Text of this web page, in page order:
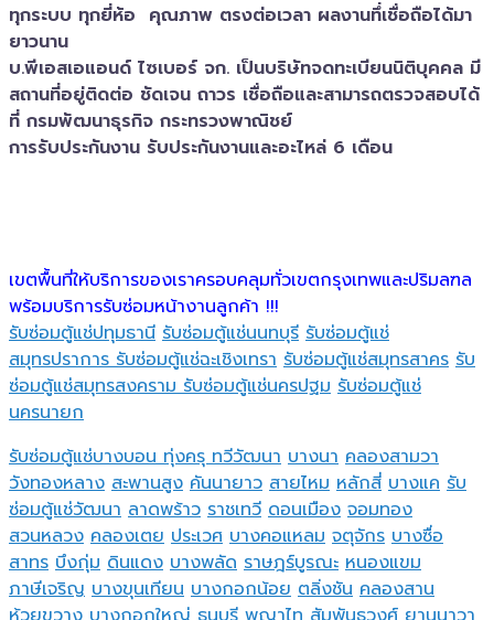
ทุกระบบ ทุกยี่ห้อ คุณภาพ ตรงต่อเวลา ผลงานทึ่เชื่อถือได้มา
ยาวนาน
บ.พีเอสเอ​แอนด์ ไซเบอร์​ จก. เป็นบริษัทจดทะเบียนนิติบุคคล​ มี
สถานที่อยู่ติดต่อ ชัดเจน ถาวร เชื่อถือและสามารถตรวจสอบ​ได้
ที่ กรมพัฒนาธุรกิจ​ กระทรวงพาณิชย์
การรับประกันงาน รับประกันงานและอะไหล่ 6 เดือน
เขตพื้นที่ให้บริการของเราครอบคลุมทั่วเขตกรุงเทพและปริมลฑล
พร้อมบริการรับซ่อมหน้างานลูกค้า !!!
รับซ่อมตู้แช่ปทุมธานี รับซ่อมตู้แช่นนทบุรี รับซ่อมตู้แช่
สมุทรปราการ รับซ่อมตู้แช่ฉะเชิงเทรา รับซ่อมตู้แช่สมุทรสาคร รับ
ซ่อมตู้แช่สมุทรสงคราม รับซ่อมตู้แช่นครปฐม รับซ่อมตู้แช่
นครนายก
รับซ่อมตู้แช่บางบอน ทุ่งครุ ทวีวัฒนา บางนา คลองสามวา
วังทองหลาง สะพานสูง คันนายาว สายไหม หลักสี่ บางแค รับ
ซ่อมตู้แช่วัฒนา ลาดพร้าว ราชเทวี ดอนเมือง จอมทอง
สวนหลวง คลองเตย ประเวศ บางคอแหลม จตุจักร บางซื่อ
สาทร บึงกุ่ม ดินแดง บางพลัด ราษฎร์บูรณะ หนองแขม
ภาษีเจริญ บางขุนเทียน บางกอกน้อย ตลิ่งชัน คลองสาน